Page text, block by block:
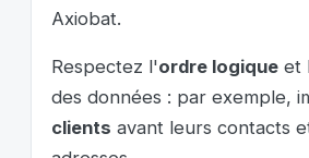
Axiobat.
Respectez l'ordre logique et
des données : par exemple,
clients avant leurs contacts